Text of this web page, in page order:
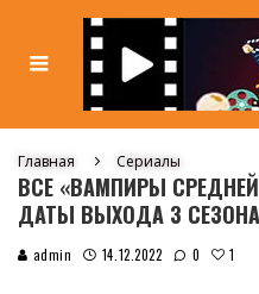
Главная Сериалы
ВСЕ «ВАМПИРЫ
ДАТЫ ВЫХОДА 3 СЕЗОНА
admin 14.12.2022 0 1